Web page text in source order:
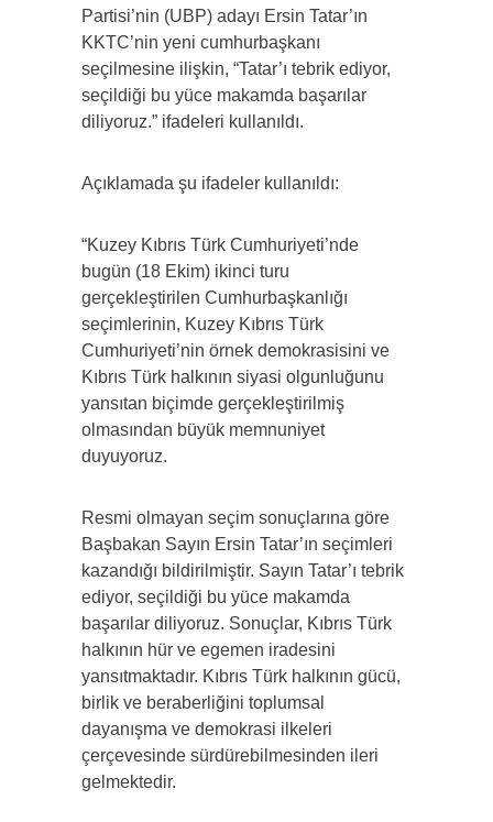
Partisi’nin (UBP) adayı Ersin Tatar’ın
KKTC’nin yeni cumhurbaşkanı
seçilmesine ilişkin, “Tatar’ı tebrik ediyor,
seçildiği bu yüce makamda başarılar
diliyoruz.” ifadeleri kullanıldı.
Açıklamada şu ifadeler kullanıldı:
“Kuzey Kıbrıs Türk Cumhuriyeti’nde
bugün (18 Ekim) ikinci turu
gerçekleştirilen Cumhurbaşkanlığı
seçimlerinin, Kuzey Kıbrıs Türk
Cumhuriyeti’nin örnek demokrasisini ve
Kıbrıs Türk halkının siyasi olgunluğunu
yansıtan biçimde gerçekleştirilmiş
olmasından büyük memnuniyet
duyuyoruz.
Resmi olmayan seçim sonuçlarına göre
Başbakan Sayın Ersin Tatar’ın seçimleri
kazandığı bildirilmiştir. Sayın Tatar’ı tebrik
ediyor, seçildiği bu yüce makamda
başarılar diliyoruz. Sonuçlar, Kıbrıs Türk
halkının hür ve egemen iradesini
yansıtmaktadır. Kıbrıs Türk halkının gücü,
birlik ve beraberliğini toplumsal
dayanışma ve demokrasi ilkeleri
çerçevesinde sürdürebilmesinden ileri
gelmektedir.